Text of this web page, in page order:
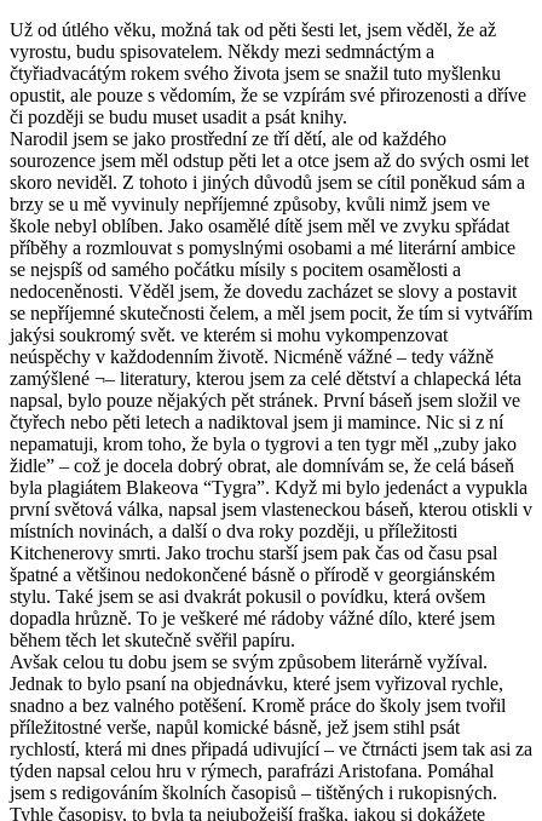
Už od útlého věku, možná tak od pěti šesti let, jsem věděl, že až
vyrostu, budu spisovatelem. Někdy mezi sedmnáctým a
čtyřiadvacátým rokem svého života jsem se snažil tuto myšlenku
opustit, ale pouze s vědomím, že se vzpírám své přirozenosti a dříve
či později se budu muset usadit a psát knihy.
Narodil jsem se jako prostřední ze tří dětí, ale od každého
sourozence jsem měl odstup pěti let a otce jsem až do svých osmi let
skoro neviděl. Z tohoto i jiných důvodů jsem se cítil poněkud sám a
brzy se u mě vyvinuly nepříjemné způsoby, kvůli nimž jsem ve
škole nebyl oblíben. Jako osamělé dítě jsem měl ve zvyku spřádat
příběhy a rozmlouvat s pomyslnými osobami a mé literární ambice
se nejspíš od samého počátku mísily s pocitem osamělosti a
nedoceněnosti. Věděl jsem, že dovedu zacházet se slovy a postavit
se nepříjemné skutečnosti čelem, a měl jsem pocit, že tím si vytvářím
jakýsi soukromý svět. ve kterém si mohu vykompenzovat
neúspěchy v každodenním životě. Nicméně vážné – tedy vážně
zamýšlené ¬– literatury, kterou jsem za celé dětství a chlapecká léta
napsal, bylo pouze nějakých pět stránek. První báseň jsem složil ve
čtyřech nebo pěti letech a nadiktoval jsem ji mamince. Nic si z ní
nepamatuji, krom toho, že byla o tygrovi a ten tygr měl „zuby jako
židle” – což je docela dobrý obrat, ale domnívám se, že celá báseň
byla plagiátem Blakeova “Tygra”. Když mi bylo jedenáct a vypukla
první světová válka, napsal jsem vlasteneckou báseň, kterou otiskli v
místních novinách, a další o dva roky později, u příležitosti
Kitchenerovy smrti. Jako trochu starší jsem pak čas od času psal
špatné a většinou nedokončené básně o přírodě v georgiánském
stylu. Také jsem se asi dvakrát pokusil o povídku, která ovšem
dopadla hrůzně. To je veškeré mé rádoby vážné dílo, které jsem
během těch let skutečně svěřil papíru.
Avšak celou tu dobu jsem se svým způsobem literárně vyžíval.
Jednak to bylo psaní na objednávku, které jsem vyřizoval rychle,
snadno a bez valného potěšení. Kromě práce do školy jsem tvořil
příležitostné verše, napůl komické básně, jež jsem stihl psát
rychlostí, která mi dnes připadá udivující – ve čtrnácti jsem tak asi za
týden napsal celou hru v rýmech, parafrázi Aristofana. Pomáhal
jsem s redigováním školních časopisů – tištěných i rukopisných.
Tyhle časopisy, to byla ta nejubožejší fraška, jakou si dokážete